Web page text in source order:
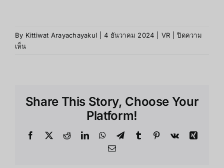
By Kittiwat Arayachayakul 4 ธันวาคม 2024 VR
ปิดความ
เห็นบน
รวม
สุด
Share This Story, Choose Your
Platform!
Facebook
X RedditLinkedInWhatsApp
TelegramTumblr Pinterest
Vk
Xing
Email